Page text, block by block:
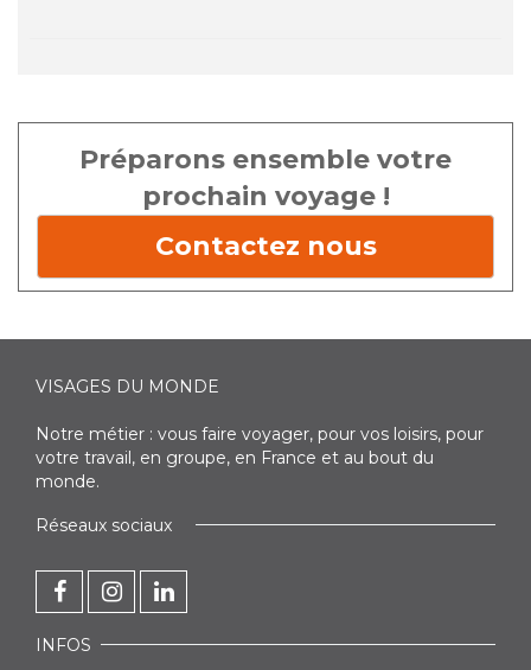
Préparons ensemble votre
prochain voyage !
Contactez nous
VISAGES DU MONDE
Notre métier : vous faire voyager, pour vos loisirs, pour
votre travail, en groupe, en France et au bout du
monde.
Réseaux sociaux
INFOS